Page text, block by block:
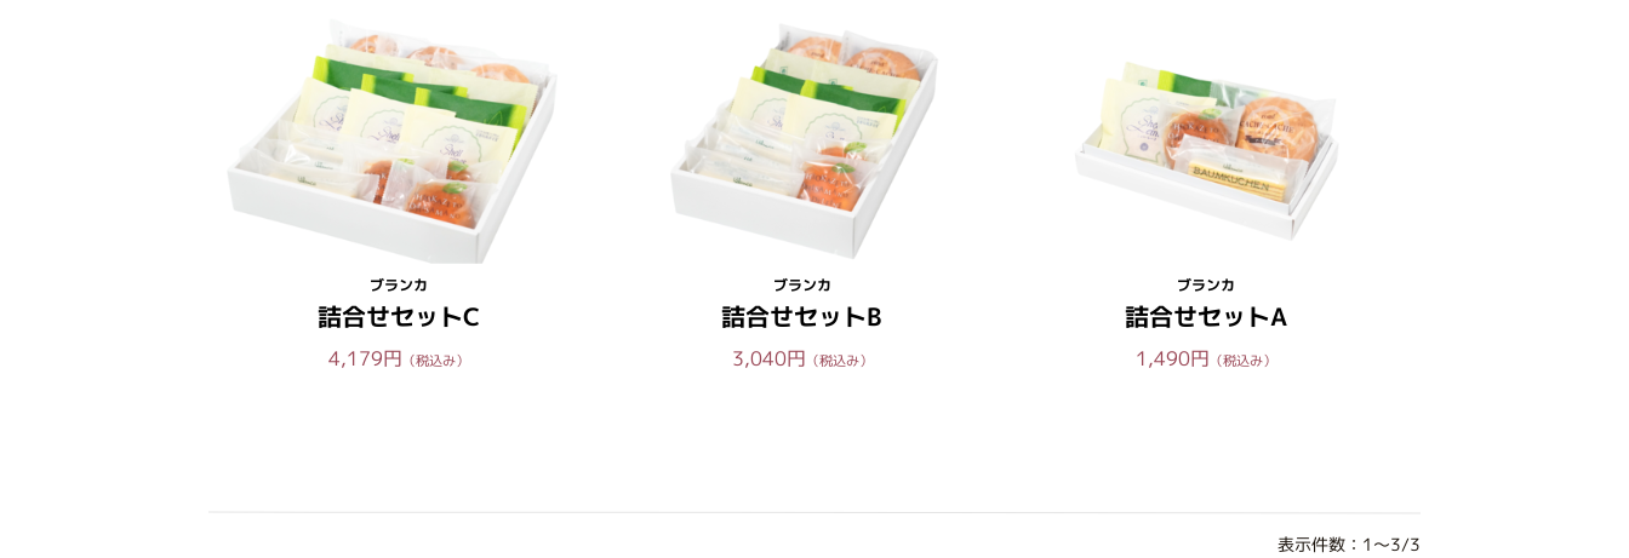
ブランカ
詰合せセットC
4,179円 （税込み）
ブランカ
詰合せセットB
3,040円 （税込み）
ブランカ
詰合せセットA
1,490円 （税込み）
表示件数：1～3/3